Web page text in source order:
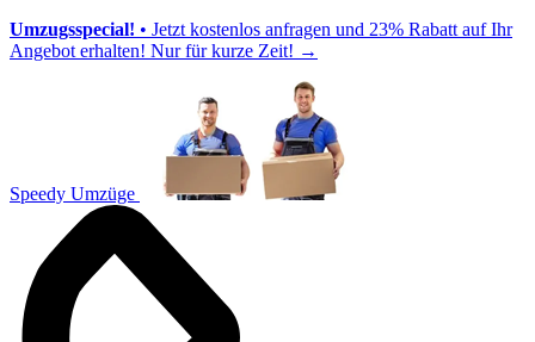
Umzugsspecial! • Jetzt kostenlos anfragen und 23% Rabatt auf Ihr
Angebot erhalten! Nur für kurze Zeit! →
Speedy Umzüge